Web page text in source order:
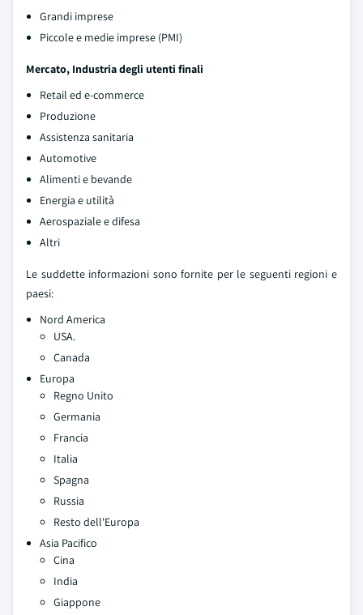
Grandi imprese
Piccole e medie imprese (PMI)
Mercato, Industria degli utenti finali
Retail ed e-commerce
Produzione
Assistenza sanitaria
Automotive
Alimenti e bevande
Energia e utilità
Aerospaziale e difesa
Altri
Le suddette informazioni sono fornite per le seguenti regioni e
paesi:
Nord America
USA.
Canada
Europa
Regno Unito
Germania
Francia
Italia
Spagna
Russia
Resto dell'Europa
Asia Pacifico
Cina
India
Giappone